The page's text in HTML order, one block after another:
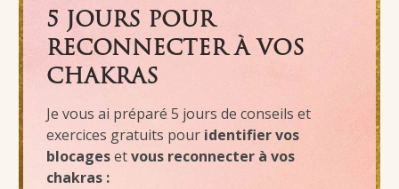
5 JOURS POUR
RECONNECTER À VOS
CHAKRAS
Je vous ai préparé 5 jours de conseils et
exercices gratuits pour identifier vos
blocagesetvous reconnecter à vos
chakras :